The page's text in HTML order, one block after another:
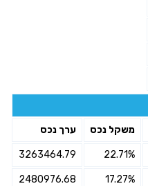
משקל נכס ערך נכס
22.71%
3263464.79
17.27%
2480976.68